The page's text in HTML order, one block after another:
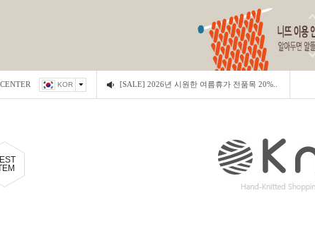
KOR [SALE] 2026년 시원한 여름휴가 전품목 20%..